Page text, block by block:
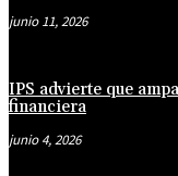
junio 11, 2026
IPS advierte que
financiera
junio 4, 2026